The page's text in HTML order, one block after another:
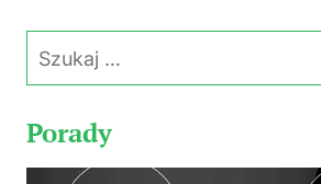
Szukaj:
Porady